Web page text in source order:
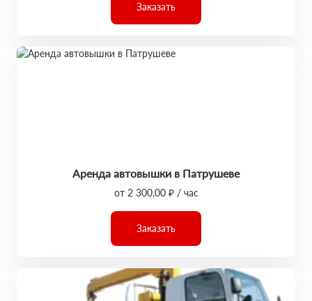
Заказать
Аренда автовышки в Патрушеве
от 2 300,00 ₽ / час
Заказать